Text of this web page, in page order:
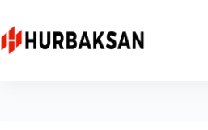
content